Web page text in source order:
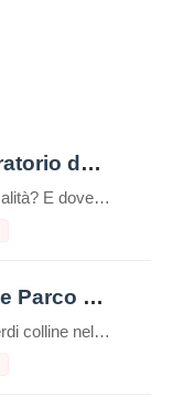
Museo Laboratorio della Mente di Roma
Che cos’è la normalità? E dove finisce la ragione per lasciare il posto alla follia? Sono queste le domande silenziose ma potenti che accolgono il visitatore quando varca la soglia del Museo Laboratorio della Mente di Roma. Ospitato all’interno del VI padiglione dell’ex Ospedale Psichiatrico di Santa Maria della Pietà – che con i suoi […]
Monte Mario e Parco Mellini: Il Punto Panoramico Più Alto di Roma
Nascosto tra le verdi colline nella parte nord-occidentale di Roma, Monte Mario rappresenta il punto più elevato della città eterna, raggiungendo i 139 metri sul livello del mare. Questo colle, che domina maestosamente il Tevere e l’intera capitale, ospita uno dei parchi più affascinanti e meno conosciuti dai turisti: il Parco Mellini. Un’Oasi Verde nel […]